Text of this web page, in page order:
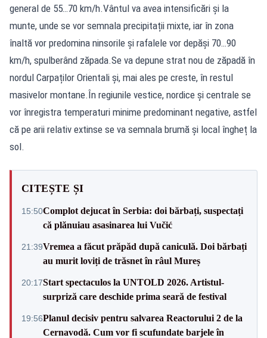
general de 55…70 km/h.Vântul va avea intensificări și la
munte, unde se vor semnala precipitații mixte, iar în zona
înaltă vor predomina ninsorile și rafalele vor depăşi 70…90
km/h, spulberând zăpada.Se va depune strat nou de zăpadă în
nordul Carpaților Orientali și, mai ales pe creste, în restul
masivelor montane.În regiunile vestice, nordice și centrale se
vor înregistra temperaturi minime predominant negative, astfel
că pe arii relativ extinse se va semnala brumă și local îngheț la
sol.
CITEȘTE ȘI
15:50Complot dejucat în Serbia: doi bărbați, suspectați
că plănuiau asasinarea lui Vučić
21:39Vremea a făcut prăpăd după caniculă. Doi bărbați
au murit loviți de trăsnet în râul Mureș
20:17Start spectaculos la UNTOLD 2026. Artistul-
surpriză care deschide prima seară de festival
19:56Planul decisiv pentru salvarea Reactorului 2 de la
Cernavodă. Cum vor fi scufundate barjele în